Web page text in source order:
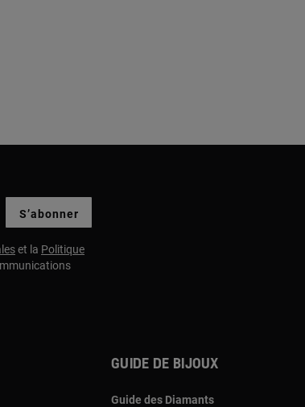
S’abonner
et la Politique
Guide de bijoux
Guide des Diamants